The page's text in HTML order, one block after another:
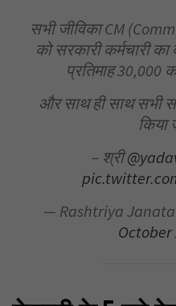
सभी जीविका CM
को सरकारी कर्मचारी का
प्रतिमाह 30,000
और साथ ही साथ सभी
किया
– श्री
— Rashtriya Janata
October